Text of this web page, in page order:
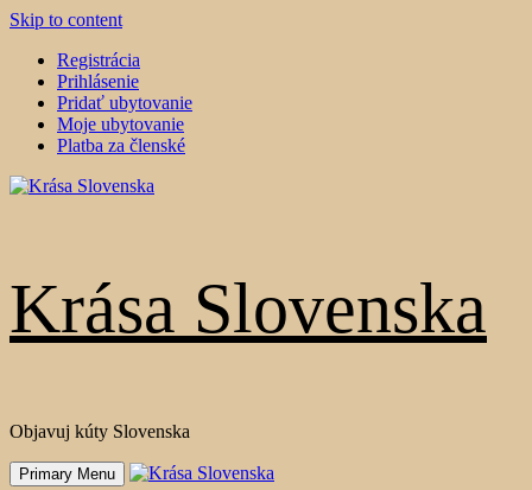
Skip to content
Registrácia
Prihlásenie
Pridať ubytovanie
Moje ubytovanie
Platba za členské
Krása Slovenska
Objavuj kúty Slovenska
Primary Menu